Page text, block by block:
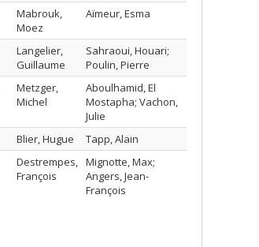
Mabrouk,
Moez
Aïmeur, Esma
Langelier,
Guillaume
Sahraoui, Houari;
Poulin, Pierre
Metzger,
Michel
Aboulhamid, El
Mostapha; Vachon,
Julie
Blier, Hugue
Tapp, Alain
Destrempes,
François
Mignotte, Max;
Angers, Jean-
François